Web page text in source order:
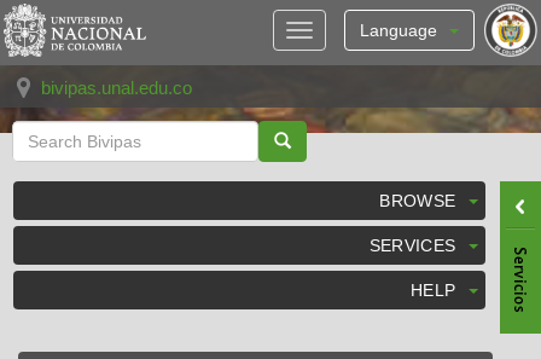
Skip
navigation
Language
bivipas.unal.edu.co
BROWSE
SERVICES
HELP